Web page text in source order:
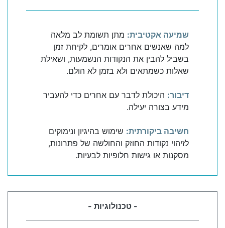
שמיעה אקטיבית: מתן תשומת לב מלאה
למה שאנשים אחרים אומרים, לקיחת זמן
בשביל להבין את הנקודות הנשמעות, ושאילת
שאלות כשמתאים ולא בזמן לא הולם.
דיבור: היכולת לדבר עם אחרים כדי להעביר
מידע בצורה יעילה.
חשיבה ביקורתית: שימוש בהיגיון ונימוקים
לזיהוי נקודות החוזק והחולשה של פתרונות,
מסקנות או גישות חלופיות לבעיות.
- טכנולוגיות -